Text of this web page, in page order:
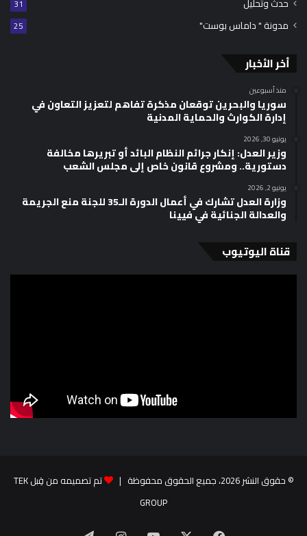
31
مدونة " داماس بوست" 25
أخر الأخبار
منذ أسبوعين
سوريا والبحرين توقعان مذكرة تفاهم لتعزيز التعاون في
إدارة الكوارث والحماية المدنية
يونيو 30, 2026
وزير العدل: إنكار جرائم النظام البائد أو تبريرها مخالفة
دستورية.. ومشروع قانون خاص إلى مجلس الشعب
يونيو 2, 2026
وزارة العدل تشارك في أعمال الدورة الـ35 للجنة منع الجريمة
والعدالة الجنائية في فيينا
قناة اليوتيوب
© حقوق النشر 2026، جميع الحقوق محفوظة |
تم تصميمه من قِبل TEK
GROUP